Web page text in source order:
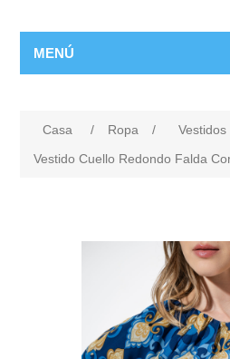
MENÚ
Casa / Ropa / Vestidos
Vestido Cuello Redondo Falda